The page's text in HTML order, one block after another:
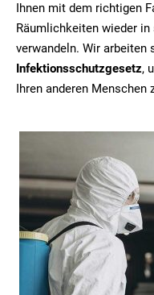
Ihnen mit dem richtigen
Räumlichkeiten wieder
verwandeln. Wir arbeiten
Infektionsschutzgesetz,
Ihren anderen Menschen